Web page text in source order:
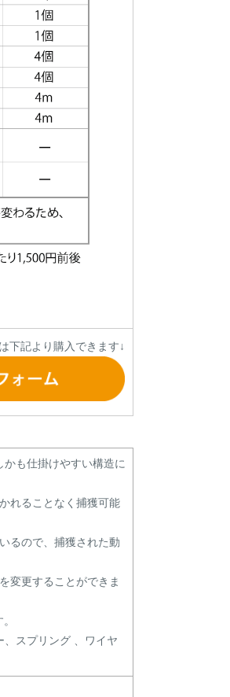
下記より購入できます↓
も仕掛けやすい構造に
れることなく捕獲可能
るので、捕獲された動
変更することができま
スプリング 、ワイヤ